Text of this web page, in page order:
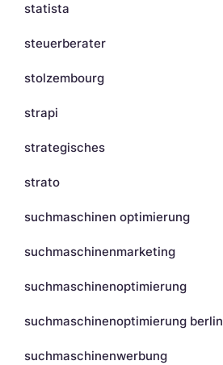
statista
steuerberater
stolzembourg
strapi
strategisches
strato
suchmaschinen optimierung
suchmaschinenmarketing
suchmaschinenoptimierung
suchmaschinenoptimierung berlin
suchmaschinenwerbung